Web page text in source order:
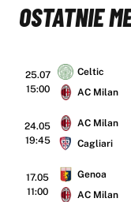
OSTATNIE
25.07
15:00
Celtic
AC Milan
24.05
19:45
AC Milan
Cagliari
17.05
11:00
Genoa
AC Milan